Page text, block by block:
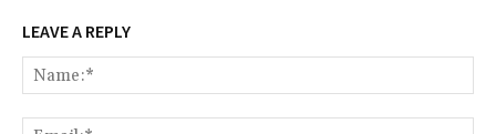
LEAVE A REPLY